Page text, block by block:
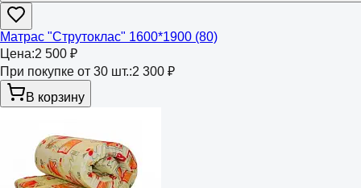
Матрас "Струтоклас" 1600*1900 (80)
Цена:2 500 ₽
При покупке от 30 шт.:2 300 ₽
В корзину